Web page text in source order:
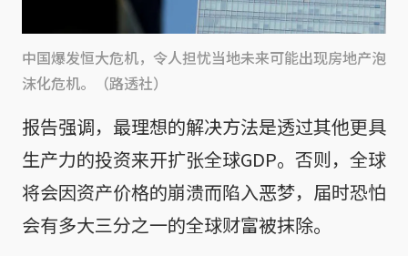
中国爆发恒大危机，令人担忧当地未来可能出现房地产泡
沫化危机。（路透社）
报告强调，最理想的解决方法是透过其他更具
生产力的投资来开扩张全球GDP。否则，全球
将会因资产价格的崩溃而陷入恶梦，届时恐怕
会有多大三分之一的全球财富被抹除。